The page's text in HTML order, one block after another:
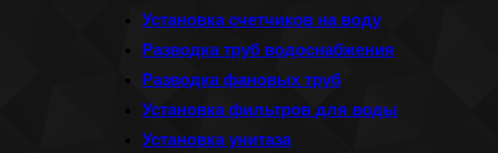
Установка счетчиков на воду
Разводка труб водоснабжения
Разводка фановых труб
Установка фильтров для воды
Установка унитаза